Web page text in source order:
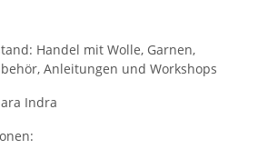
Handel mit Wolle, Garnen,
Anleitungen und Workshops
Indra